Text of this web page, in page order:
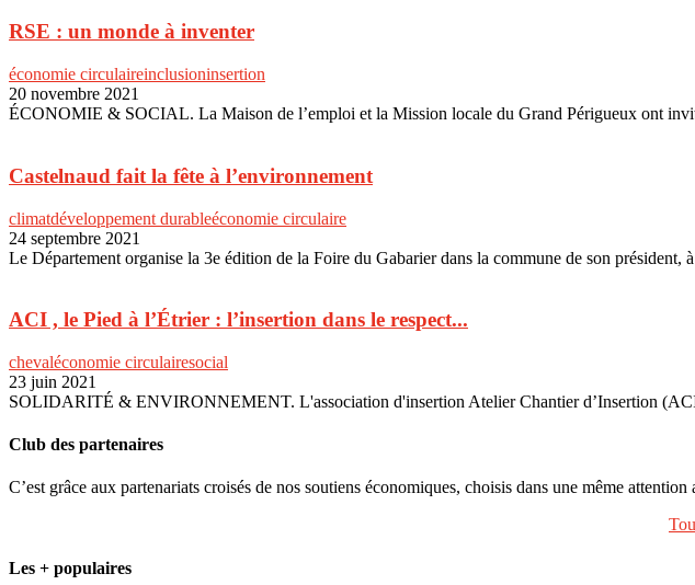
RSE : un monde à inventer
économie circulaireinclusioninsertion
20 novembre 2021
ÉCONOMIE & SOCIAL. La Maison de l’emploi et la Mission locale du Grand Périgueux ont
Castelnaud fait la fête à l’environnement
climatdéveloppement durableéconomie circulaire
24 septembre 2021
Le Département organise la 3e édition de la Foire du Gabarier dans la commune de son président,
ACI , le Pied à l’Étrier : l’insertion dans le respect...
chevaléconomie circulairesocial
23 juin 2021
SOLIDARITÉ & ENVIRONNEMENT. L'association d'insertion Atelier Chantier d’Insertion
Club des partenaires
C’est grâce aux partenariats croisés de nos soutiens économiques, choisis dans une même
Les + populaires